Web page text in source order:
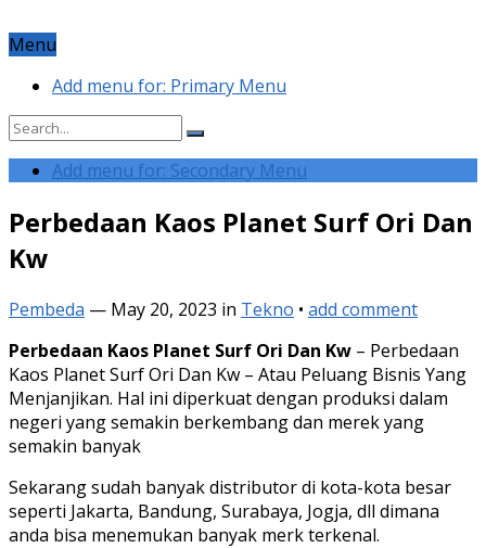
Menu
Add menu for: Primary Menu
Add menu for: Secondary Menu
Perbedaan Kaos Planet Surf Ori Dan
Kw
Pembeda — May 20, 2023 in Tekno • add comment
Perbedaan Kaos Planet Surf Ori Dan Kw – Perbedaan
Kaos Planet Surf Ori Dan Kw – Atau Peluang Bisnis Yang
Menjanjikan. Hal ini diperkuat dengan produksi dalam
negeri yang semakin berkembang dan merek yang
semakin banyak
Sekarang sudah banyak distributor di kota-kota besar
seperti Jakarta, Bandung, Surabaya, Jogja, dll dimana
anda bisa menemukan banyak merk terkenal.